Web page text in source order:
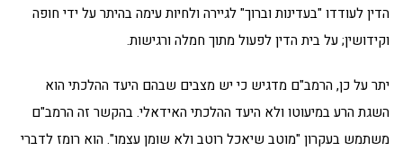
הדין לעודדו "בעדינות וברוך" לגיירה ולחיות עימה בהיתר על ידי חופה
וקידושין; על בית הדין לפעול מתוך חמלה ורגישות.
יתר על כן, הרמב"ם מדגיש כי יש מצבים שבהם היעד ההלכתי הוא
השגת הרע במיעוטו ולא היעד ההלכתי האידאלי. בהקשר זה הרמב"ם
משתמש בעקרון "מוטב שיאכל רוטב ולא שומן עצמו". הוא רומז לדברי